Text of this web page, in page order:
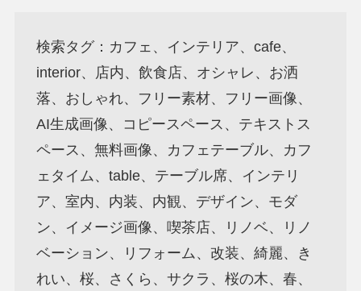
検索タグ：カフェ、インテリア、cafe、
interior、店内、飲食店、オシャレ、お洒
落、おしゃれ、フリー素材、フリー画像、
AI生成画像、コピースペース、テキストス
ペース、無料画像、カフェテーブル、カフ
ェタイム、table、テーブル席、インテリ
ア、室内、内装、内観、デザイン、モダ
ン、イメージ画像、喫茶店、リノベ、リノ
ベーション、リフォーム、改装、綺麗、き
れい、桜、さくら、サクラ、桜の木、春、